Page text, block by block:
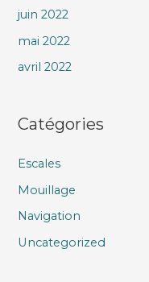
juin 2022
mai 2022
avril 2022
Catégories
Escales
Mouillage
Navigation
Uncategorized